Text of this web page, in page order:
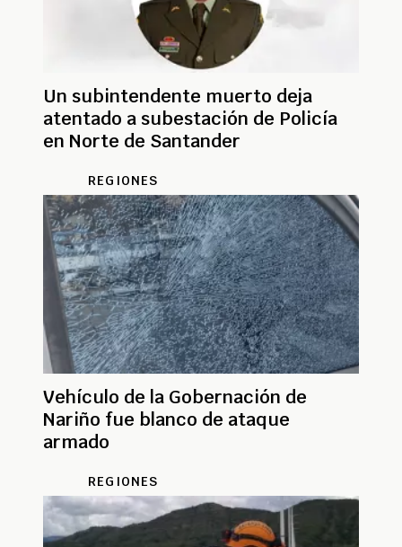
Un subintendente muerto deja
atentado a subestación de Policía
en Norte de Santander
REGIONES
Vehículo de la Gobernación de
Nariño fue blanco de ataque
armado
REGIONES